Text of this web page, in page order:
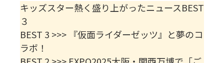
キッズスター熱く盛り上がったニュースBEST
３
BEST 3 >>> 『仮面ライダーゼッツ』と夢のコ
ラボ！